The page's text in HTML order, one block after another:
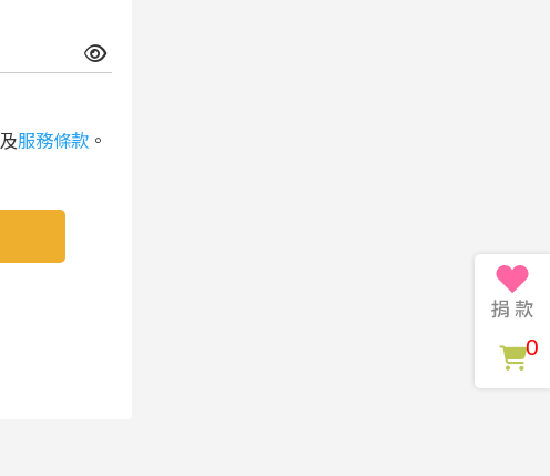
及服務條款 。
0